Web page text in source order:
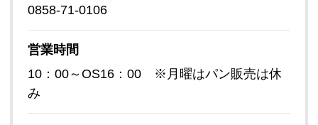
0858-71-0106
営業時間
10：00～OS16：00 ※月曜はパン販売は休
み